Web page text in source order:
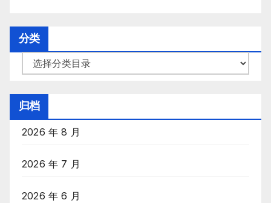
分类
类
目
录
归档
2026 年 8 月
2026 年 7 月
2026 年 6 月